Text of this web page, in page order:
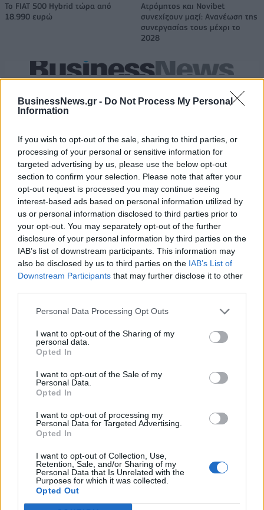
BusinessNews.gr - Do Not Process My Personal
Information
If you wish to opt-out of the sale, sharing to third parties, or
processing of your personal or sensitive information for
targeted advertising by us, please use the below opt-out
section to confirm your selection. Please note that after your
opt-out request is processed you may continue seeing
interest-based ads based on personal information utilized by
us or personal information disclosed to third parties prior to
your opt-out. You may separately opt-out of the further
disclosure of your personal information by third parties on the
IAB’s list of downstream participants. This information may
also be disclosed by us to third parties on the IAB’s List of
Downstream Participants that may further disclose it to other
Personal Data Processing Opt Outs
I want to opt-out of the Sharing of my
personal data.
Opted In
I want to opt-out of the Sale of my
Personal Data.
Opted In
I want to opt-out of processing my
Personal Data for Targeted Advertising.
Opted In
I want to opt-out of Collection, Use,
Retention, Sale, and/or Sharing of my
Personal Data that Is Unrelated with the
Purposes for which it was collected.
Opted Out
Το FIAT 500 Hybrid τώρα από
18.990 ευρώ
Ατρόμητος και Novibet
συνεχίζουν μαζί: Ανανέωση της
συνεργασίας τους μέχρι το
2028
Alpha Bank: Για πρώτη φορά το Αρχαίο Θέατρο Επιδαύρου άνοιξε τις
πύλες του σε όλους
ΠΕΡΙΣΣΌΤΕΡΑ ΣΕ ΑΥΤΉ ΤΗΝ ΚΑΤΗΓΟΡΊΑ
€93,3 εκατ. το α' τρίμηνο -
Εξυπηρετούμενο το 99,7%
24/05/2024 - 09:53
Αύξηση 38,4% των
25/05/2024 - 10:22